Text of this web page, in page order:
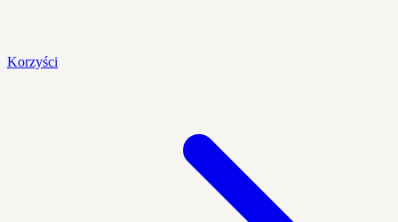
Korzyści